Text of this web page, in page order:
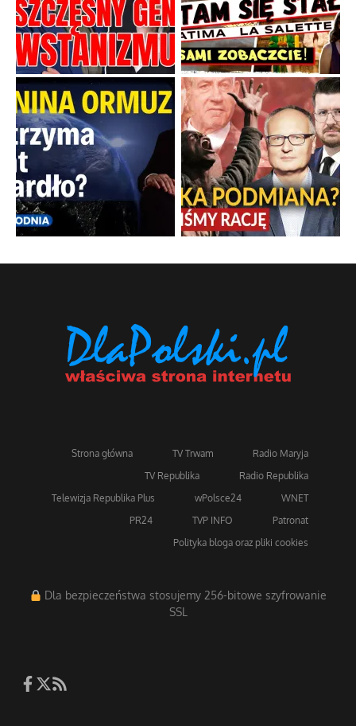
Strona główna TV Trwam
Radio Maryja
TV Republika
Radio Republika
Telewizja Republika Plus
wPolsce24
WNET
PR24
TVP INFO
Patronat
Polityka bloga oraz pliki cookies
Dla bezpieczeństwa stosujemy 256-bitowe szyfrowanie
SSL